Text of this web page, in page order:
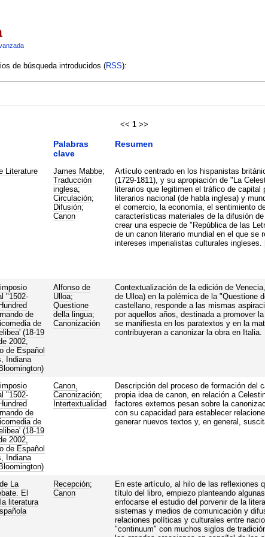
de búsqueda introducidos (RSS):
<< 1 >>
Palabras
clave
Resumen
Literature James Mabbe;
Traducción
inglesa;
Circulación;
Difusión;
Canon
Artículo centrado en los hispanistas
(1729-1811), y su apropiación de "La
literarios que legitimen el tráfico de
literarios nacional (de habla inglesa) y
el comercio, la economía, el sentimiento
características materiales de la difusión
crear una especie de "República de las
de un canon literario mundial en el que se
intereses imperialistas culturales ingleses.
"1502-
de
de
(18-19
2002,
de Español
Indiana
Alfonso de
Ulloa;
Questione
della lingua;
Canonización
Contextualización de la edición de
de Ulloa) en la polémica de la "Questione
castellano, responde a las mismas
por aquellos años, destinada a promover
se manifiesta en los paratextos y en la
contribuyeran a canonizar la obra en Italia.
"1502-
de
de
(18-19
2002,
de Español
Indiana
Canon,
Canonización;
Intertextualidad
Descripción del proceso de formación del
propia idea de canon, en relación a
factores externos pesan sobre la
con su capacidad para establecer
generar nuevos textos y, en general,
La
El
literatura
Recepción;
Canon
En este artículo, al hilo de las reflexiones
título del libro, empiezo planteando
enfocarse el estudio del porvenir de la
sistemas y medios de comunicación y
relaciones políticas y culturales entre
"continuum" con muchos siglos de